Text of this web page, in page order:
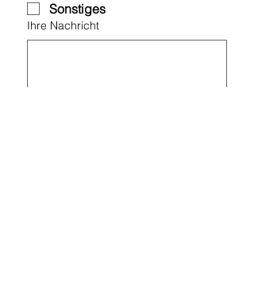
Sonstiges
Ihre Nachricht